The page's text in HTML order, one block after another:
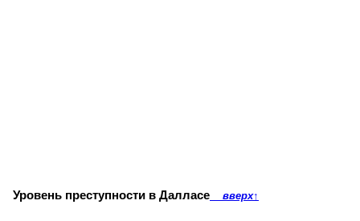
Уровень преступности в Далласе вверх↑